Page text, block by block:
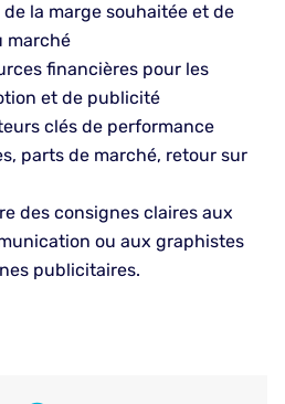
la marge souhaitée et de
marché
financières pour les
et de publicité
clés de performance
parts de marché, retour sur
des consignes claires aux
ou aux graphistes
publicitaires.